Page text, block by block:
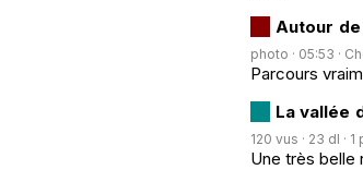
Autour
photo · 05:53 ·
Parcours
La vallée
120 vus · 23 dl ·
Une très belle